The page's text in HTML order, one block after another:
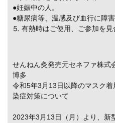
●妊娠中の人。
●糖尿病等、温感及び血行に障害
⒌ 有熱時はご使用、ご参加を見
せんねん灸発売元セネファ株
博多
令和5年3月13日以降のマスク
染症対策について
2023年3月13日（月）より、新